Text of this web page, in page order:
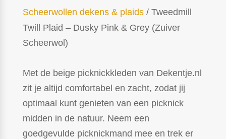
Scheerwollen dekens & plaids/ Tweedmill
Twill Plaid – Dusky Pink & Grey (Zuiver
Scheerwol)
Met de beige picknickkleden van Dekentje.nl
zit je altijd comfortabel en zacht, zodat jij
optimaal kunt genieten van een picknick
midden in de natuur. Neem een
goedgevulde picknickmand mee en trek er